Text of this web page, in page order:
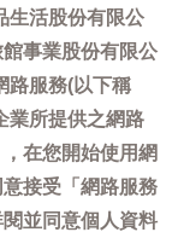
生活股份有限公
事業股份有限公
路服務(以下稱
業所提供之網路
在您開始使用網
接受「網路服務
並同意個人資料